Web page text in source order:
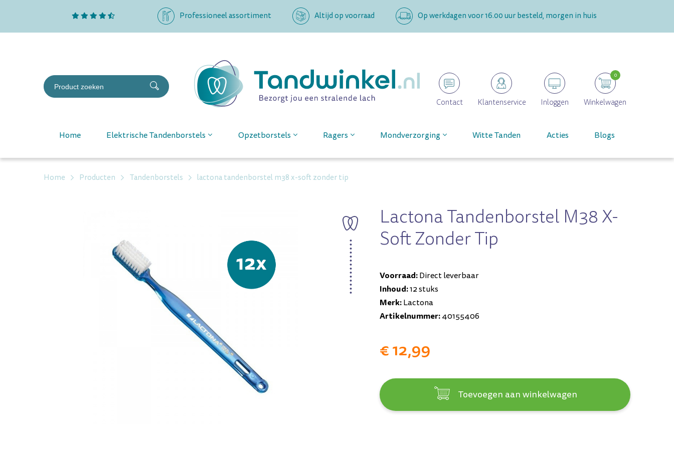
Professioneel assortiment Altijd op voorraad Op werkdagen voor 16.00 uur besteld, morgen in huis
Contact Klantenservice Inloggen Winkelwagen
0
Home Elektrische Tandenborstels Opzetborstels Ragers Mondverzorging Witte Tanden Acties Blogs
Home Producten Tandenborstels lactona tandenborstel m38 x-soft zonder tip
Lactona Tandenborstel M38 X-
Soft Zonder Tip
Voorraad:Direct leverbaar
Inhoud:12 stuks
Merk:Lactona
Artikelnummer:40155406
€ 12,99
Toevoegen aan winkelwagen